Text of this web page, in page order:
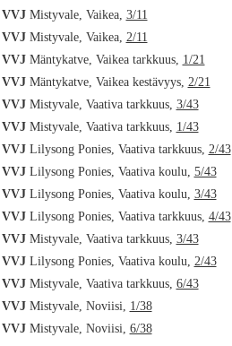
VVJMistyvale, Vaikea, 3/11
VVJMistyvale, Vaikea, 2/11
VVJMäntykatve, Vaikea tarkkuus, 1/21
VVJMäntykatve, Vaikea kestävyys, 2/21
VVJMistyvale, Vaativa tarkkuus, 3/43
VVJMistyvale, Vaativa tarkkuus, 1/43
VVJLilysong Ponies, Vaativa tarkkuus, 2/43
VVJLilysong Ponies, Vaativa koulu, 5/43
VVJLilysong Ponies, Vaativa koulu, 3/43
VVJLilysong Ponies, Vaativa tarkkuus, 4/43
VVJMistyvale, Vaativa tarkkuus, 3/43
VVJLilysong Ponies, Vaativa koulu, 2/43
VVJMistyvale, Vaativa tarkkuus, 6/43
VVJMistyvale, Noviisi, 1/38
VVJMistyvale, Noviisi, 6/38